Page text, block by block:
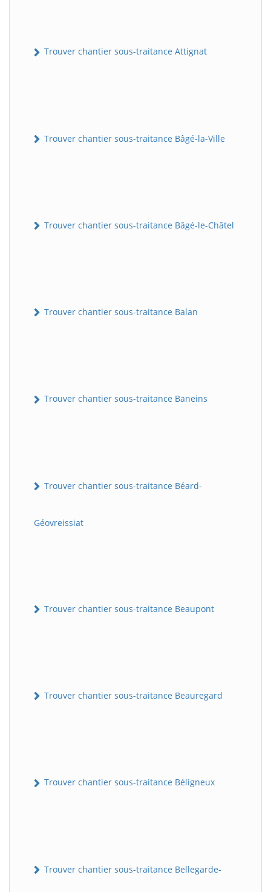
Trouver chantier sous-traitance Attignat
Trouver chantier sous-traitance Bâgé-la-Ville
Trouver chantier sous-traitance Bâgé-le-Châtel
Trouver chantier sous-traitance Balan
Trouver chantier sous-traitance Baneins
Trouver chantier sous-traitance Béard-
Géovreissiat
Trouver chantier sous-traitance Beaupont
Trouver chantier sous-traitance Beauregard
Trouver chantier sous-traitance Béligneux
Trouver chantier sous-traitance Bellegarde-